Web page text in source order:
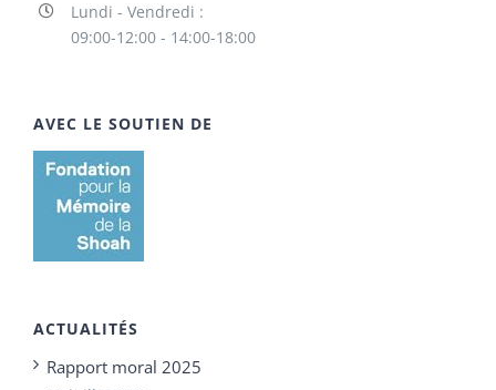
Lundi - Vendredi :
09:00-12:00 - 14:00-18:00
AVEC LE SOUTIEN DE
ACTUALITÉS
Rapport moral 2025